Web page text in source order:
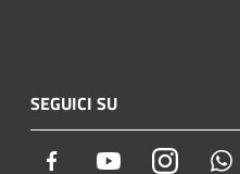
SEGUICI SU
Facebook YoutubeInstagram